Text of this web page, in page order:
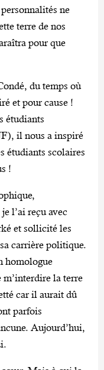
ne
terre de nos
pour que
du temps où
et pour cause !
étudiants
il nous a inspiré
étudiants scolaires
!
l’ai reçu avec
et sollicité les
carrière politique.
homologue
m’interdire la terre
car il aurait dû
parfois
Aujourd’hui,